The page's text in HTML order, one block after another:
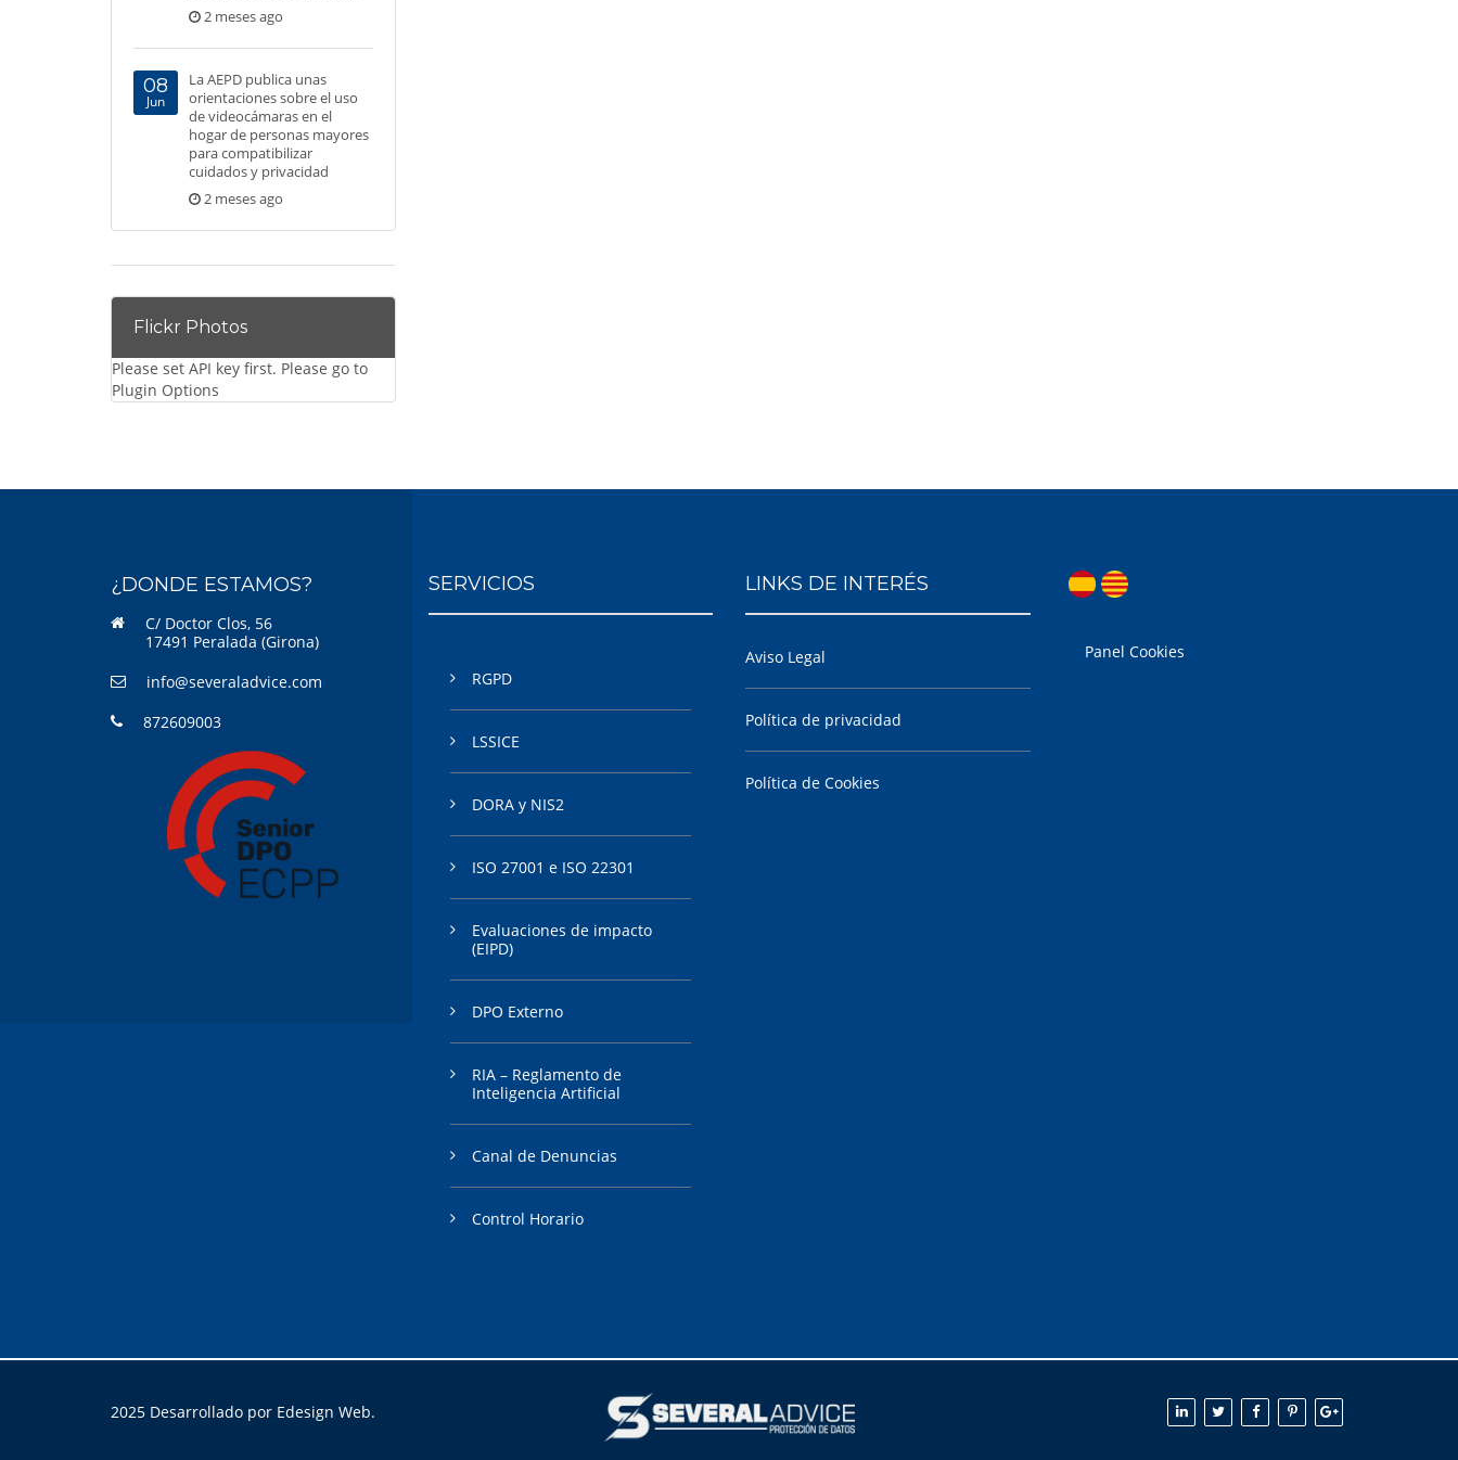
2 meses ago
08
Jun
La AEPD publica unas
orientaciones sobre el uso
de videocámaras en el
hogar de personas mayores
para compatibilizar
cuidados y privacidad
2 meses ago
Flickr Photos
Please set API key first. Please go to
Plugin Options
¿DONDE ESTAMOS?
C/ Doctor Clos, 56
17491 Peralada (Girona)
info@severaladvice.com
872609003
SERVICIOS
RGPD
LSSICE
DORA y NIS2
ISO 27001 e ISO 22301
Evaluaciones de impacto
(EIPD)
DPO Externo
RIA – Reglamento de
Inteligencia Artificial
Canal de Denuncias
Control Horario
LINKS DE INTERÉS
Aviso Legal
Política de privacidad
Política de Cookies
Panel Cookies
2025 Desarrollado por Edesign Web.